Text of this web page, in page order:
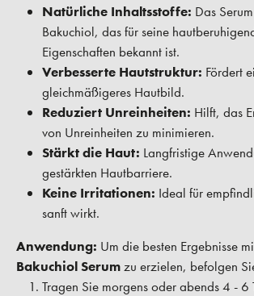
Natürliche Inhaltsstoffe: Das
Bakuchiol, das für seine
Eigenschaften bekannt ist.
Verbesserte Hautstruktur: Fördert
gleichmäßigeres Hautbild.
Reduziert Unreinheiten: Hilft, das
von Unreinheiten zu minimieren.
Stärkt die Haut: Langfristige
gestärkten Hautbarriere.
Keine Irritationen: Ideal für
sanft wirkt.
Anwendung: Um die besten Ergebnisse
Bakuchiol Serumzu erzielen, befolgen
Tragen Sie morgens oder abends 4 - 6